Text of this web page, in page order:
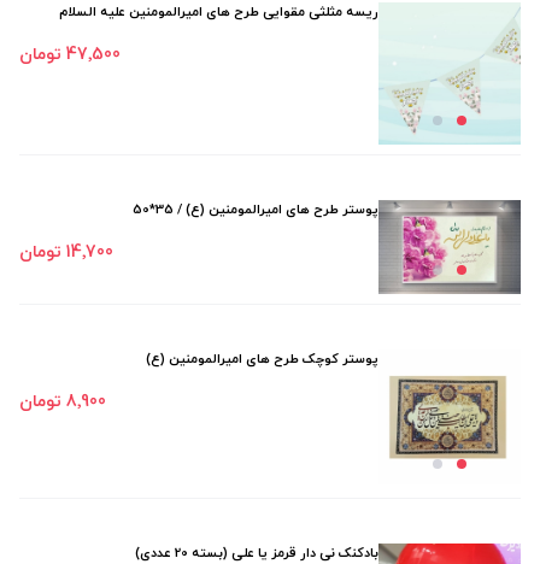
ریسه مثلثی مقوایی طرح های امیرالمومنین علیه السلام
47٬500 تومان
پوستر طرح های امیرالمومنین (ع) / 35*50
14٬700 تومان
پوستر کوچک طرح های امیرالمومنین (ع)
8٬900 تومان
بادکنک نی دار قرمز یا علی (بسته 20 عددی)